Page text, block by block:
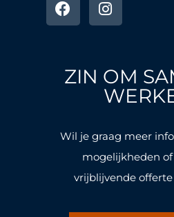
c
e
o
s
t
r
a
m
ZIN OM
Wil je graag meer
mogelijkheden
vrijblijvende offerte